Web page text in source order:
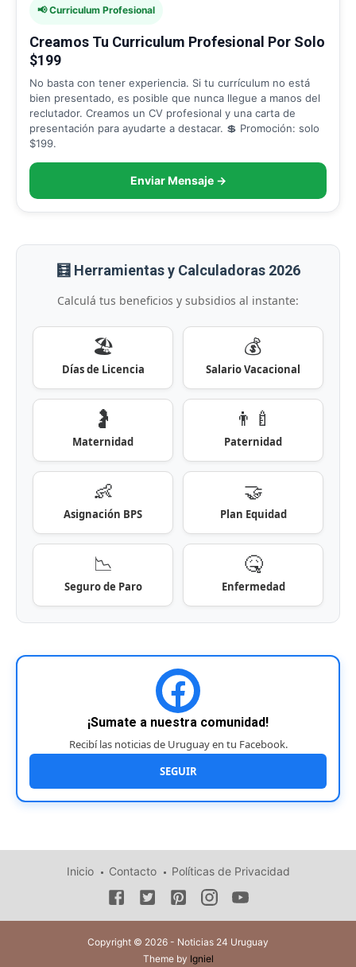
📢 Curriculum Profesional
Creamos Tu Curriculum Profesional Por Solo
$199
No basta con tener experiencia. Si tu currículum no está
bien presentado, es posible que nunca llegue a manos del
reclutador. Creamos un CV profesional y una carta de
presentación para ayudarte a destacar. 💲 Promoción: solo
$199.
Enviar Mensaje →
🧮 Herramientas y Calculadoras 2026
Calculá tus beneficios y subsidios al instante:
🏖️
Días de Licencia
💰
Salario Vacacional
🤰
Maternidad
👨‍🍼
Paternidad
👶
Asignación BPS
🤝
Plan Equidad
📉
Seguro de Paro
🤒
Enfermedad
¡Sumate a nuestra comunidad!
Recibí las noticias de Uruguay en tu Facebook.
SEGUIR
Inicio Contacto Políticas de Privacidad
Copyright © 2026 - Noticias 24 Uruguay
Theme by Igniel